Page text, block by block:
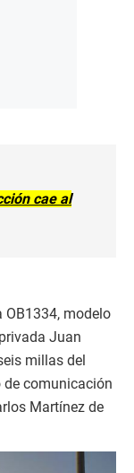
cae al
OB1334, modelo
Juan
millas del
de comunicación
Martínez de